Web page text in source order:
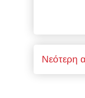
Νεότερη